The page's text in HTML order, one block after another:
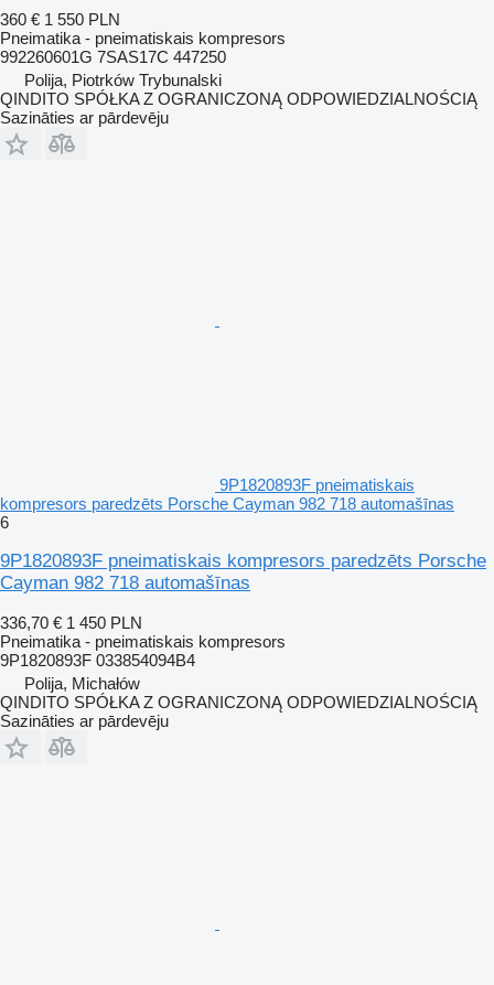
360 € 1 550 PLN
Pneimatika - pneimatiskais kompresors
992260601G 7SAS17C 447250
Polija, Piotrków Trybunalski
QINDITO SPÓŁKA Z OGRANICZONĄ ODPOWIEDZIALNOŚCIĄ
Sazināties ar pārdevēju
9P1820893F pneimatiskais
kompresors paredzēts Porsche Cayman 982 718 automašīnas
6
9P1820893F pneimatiskais kompresors paredzēts Porsche
Cayman 982 718 automašīnas
336,70 € 1 450 PLN
Pneimatika - pneimatiskais kompresors
9P1820893F 033854094B4
Polija, Michałów
QINDITO SPÓŁKA Z OGRANICZONĄ ODPOWIEDZIALNOŚCIĄ
Sazināties ar pārdevēju